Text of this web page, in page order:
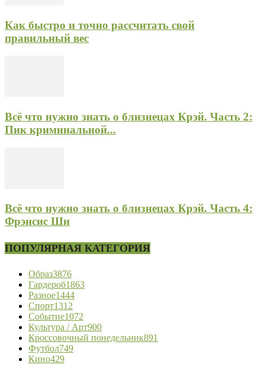
Как быстро и точно рассчитать свой
правильный вес
Всё что нужно знать о близнецах Крэй. Часть 2:
Пик криминальной...
Всё что нужно знать о близнецах Крэй. Часть 4:
Фрэнсис Ши
ПОПУЛЯРНАЯ КАТЕГОРИЯ
Образ3876
Гардероб1863
Разное1444
Спорт1312
Событие1072
Культура / Арт900
Кроссовочный понедельник891
Футбол749
Кино429